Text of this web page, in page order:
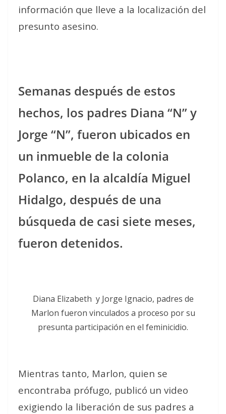
información que lleve a la localización del
presunto asesino.
Semanas después de estos
hechos, los padres Diana “N” y
Jorge “N”, fueron ubicados en
un inmueble de la colonia
Polanco, en la alcaldía Miguel
Hidalgo, después de una
búsqueda de casi siete meses,
fueron detenidos.
Diana Elizabeth y Jorge Ignacio, padres de
Marlon fueron vinculados a proceso por su
presunta participación en el feminicidio.
Mientras tanto, Marlon, quien se
encontraba prófugo, publicó un video
exigiendo la liberación de sus padres a